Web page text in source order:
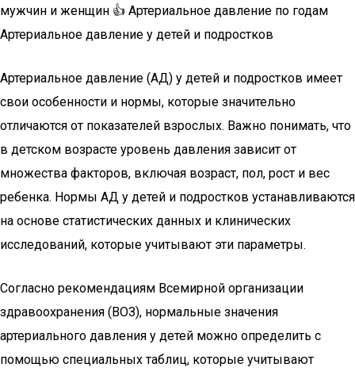
мужчин и женщин 👍 Артериальное давление по годам
Артериальное давление у детей и подростков
Артериальное давление (АД) у детей и подростков имеет
свои особенности и нормы, которые значительно
отличаются от показателей взрослых. Важно понимать, что
в детском возрасте уровень давления зависит от
множества факторов, включая возраст, пол, рост и вес
ребенка. Нормы АД у детей и подростков устанавливаются
на основе статистических данных и клинических
исследований, которые учитывают эти параметры.
Согласно рекомендациям Всемирной организации
здравоохранения (ВОЗ), нормальные значения
артериального давления у детей можно определить с
помощью специальных таблиц, которые учитывают